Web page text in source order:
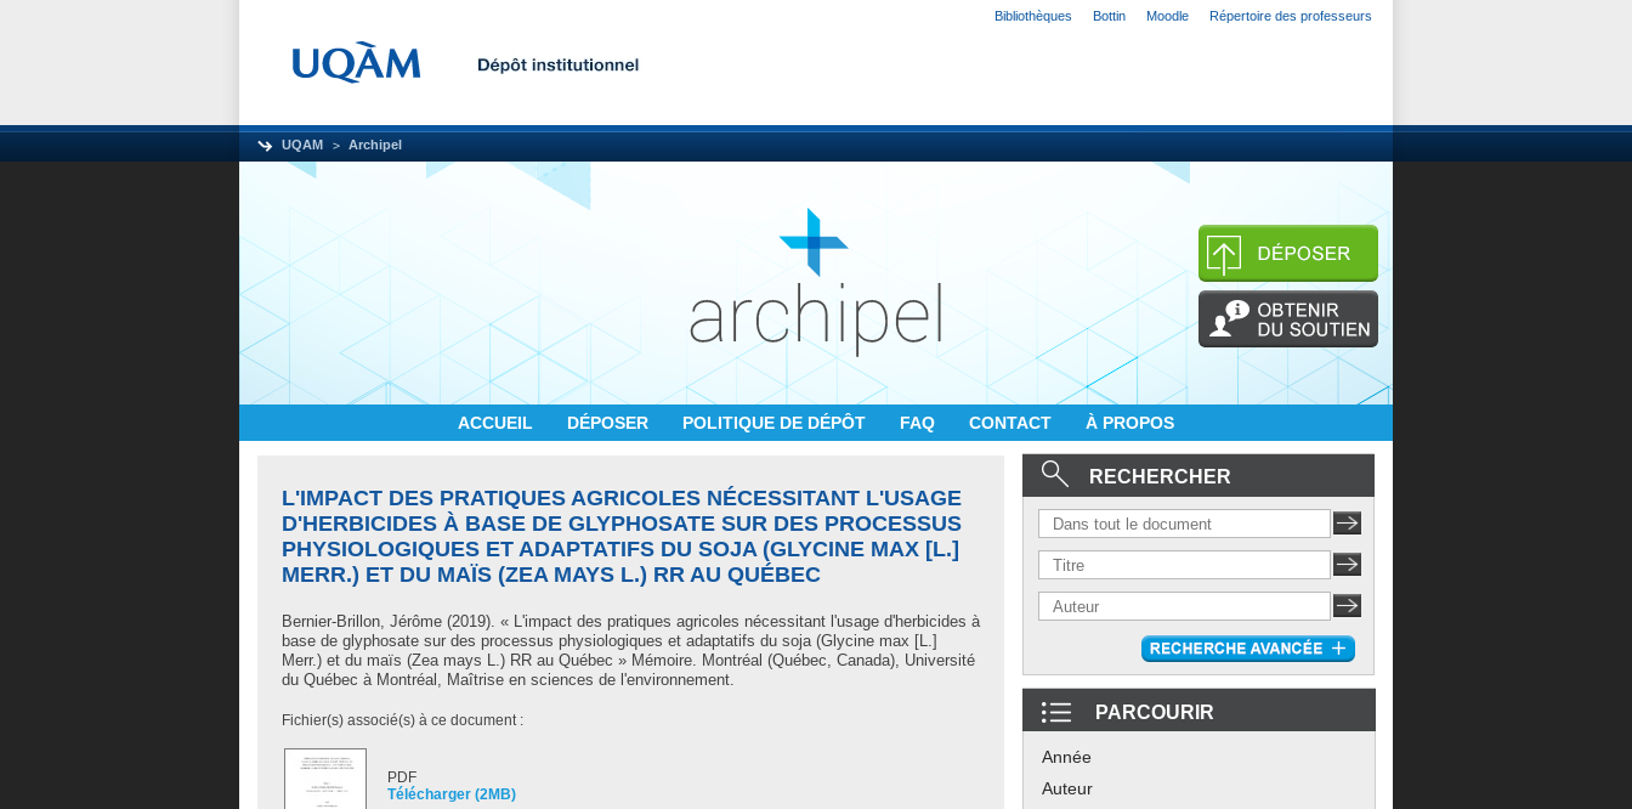
Bibliothèques Bottin Moodle Répertoire des professeurs
UQAM Archipel
ACCUEIL DÉPOSER POLITIQUE DE DÉPÔT FAQ CONTACT À PROPOS
L'IMPACT DES PRATIQUES AGRICOLES NÉCESSITANT L'USAGE
D'HERBICIDES À BASE DE GLYPHOSATE SUR DES PROCESSUS
PHYSIOLOGIQUES ET ADAPTATIFS DU SOJA (GLYCINE MAX [L.]
MERR.) ET DU MAÏS (ZEA MAYS L.) RR AU QUÉBEC
Bernier-Brillon, Jérôme (2019). « L'impact des pratiques agricoles nécessitant l'usage d'herbicides à
base de glyphosate sur des processus physiologiques et adaptatifs du soja (Glycine max [L.]
Merr.) et du maïs (Zea mays L.) RR au Québec » Mémoire. Montréal (Québec, Canada), Université
du Québec à Montréal, Maîtrise en sciences de l'environnement.
Fichier(s) associé(s) à ce document :
PDF
Télécharger (2MB)
RECHERCHER
PARCOURIR
Année
Auteur